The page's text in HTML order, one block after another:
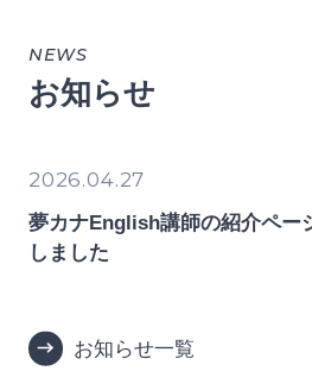
NEWS
お知らせ
ューアル
2026.04.20
英語ゼロ・海外経験ゼ
用！英語交流イベント
お知らせ一覧